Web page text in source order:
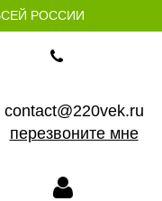
РОССИИ
contact@220vek.ru
перезвоните мне